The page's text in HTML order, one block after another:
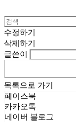
수정하기
삭제하기
글쓴이
목록으로 가기
페이스북
카카오톡
네이버 블로그